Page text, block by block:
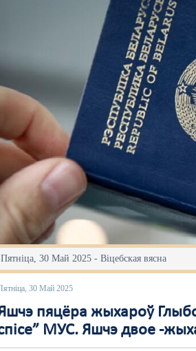
Пятніца, 30 Май 2025 - Віцебская вясна
30 Май 2025
пяцёра жыхароў
МУС. Яшчэ двое -